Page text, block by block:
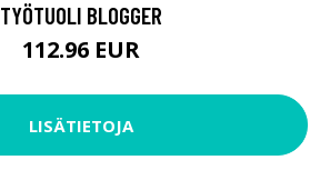
TYÖTUOLI BLOGGER
112.96 EUR
LISÄTIETOJA